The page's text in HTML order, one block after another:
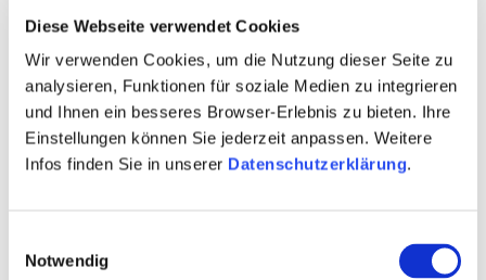
Diese Webseite verwendet Cookies
Wir verwenden Cookies, um die Nutzung dieser Seite zu
analysieren, Funktionen für soziale Medien zu integrieren
und Ihnen ein besseres Browser-Erlebnis zu bieten. Ihre
Einstellungen können Sie jederzeit anpassen. Weitere
Infos finden Sie in unserer Datenschutzerklärung.
Notwendig
Juli wordt in Rheinhessen gevierd met een heleboel
emoties. Bij adembenemende vuurwerkshows zoals
“Rijn in Vlammen” of bij het “Nibelungen Festival” in
Worms. Grote emoties zijn hier voorgeprogrammeerd.
Als dat nog niet genoeg opwinding voor je is, kun je
aan het begin van de maand tijdens de “Maxime
komen.